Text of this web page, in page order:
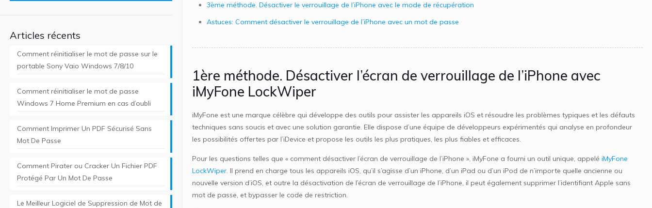
3ème méthode. Désactiver le verrouillage de l’iPhone avec le mode de récupération
Astuces: Comment désactiver le verrouillage de l’iPhone avec un mot de passe
1ère méthode. Désactiver l’écran de verrouillage de l’iPhone avec
iMyFone LockWiper
iMyFone est une marque célèbre qui développe des outils pour assister les appareils iOS et résoudre les problèmes typiques et les défauts
techniques sans soucis et avec une solution garantie. Elle dispose d’une équipe de développeurs expérimentés qui analyse en profondeur
les possibilités offertes par l’iDevice et propose les outils les plus pratiques, les plus fiables et efficaces.
Pour les questions telles que « comment désactiver l’écran de verrouillage de l’iPhone », iMyFone a fourni un outil unique, appelé iMyFone
LockWiper. Il prend en charge tous les appareils iOS, qu’il s’agisse d’un iPhone, d’un iPad ou d’un iPod de n’importe quelle ancienne ou
nouvelle version d’iOS, et outre la désactivation de l’écran de verrouillage de l’iPhone, il peut également supprimer l’identifiant Apple sans
mot de passe, et bypasser le code de restriction.
Articles récents
Comment réinitialiser le mot de passe sur le
portable Sony Vaio Windows 7/8/10
Comment réinitialiser le mot de passe
Windows 7 Home Premium en cas d’oubli
Comment Imprimer Un PDF Sécurisé Sans
Mot De Passe
Comment Pirater ou Cracker Un Fichier PDF
Protégé Par Un Mot De Passe
Le Meilleur Logiciel de Suppression de Mot de